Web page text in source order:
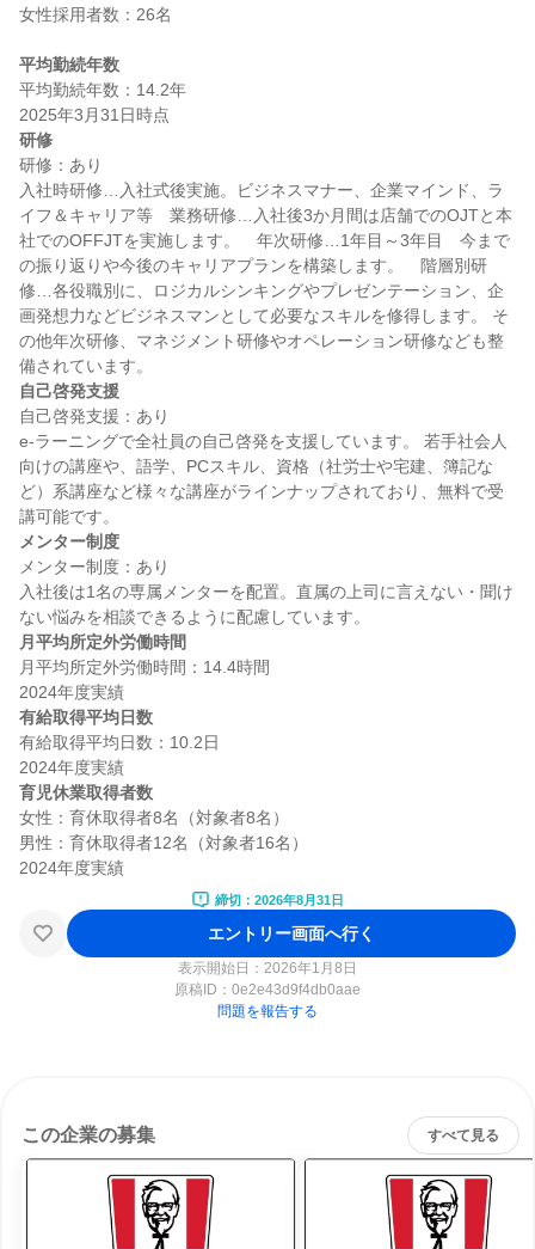
女性採用者数：26名
平均勤続年数
平均勤続年数：14.2年
研修
研修：あり
入社時研修…入社式後実施。ビジネスマナー、企業マインド、ラ
イフ＆キャリア等　業務研修…入社後3か月間は店舗でのOJTと本
社でのOFFJTを実施します。　年次研修…1年目～3年目　今まで
の振り返りや今後のキャリアプランを構築します。　階層別研
修…各役職別に、ロジカルシンキングやプレゼンテーション、企
画発想力などビジネスマンとして必要なスキルを修得します。 そ
の他年次研修、マネジメント研修やオペレーション研修なども整
自己啓発支援
自己啓発支援：あり
e-ラーニングで全社員の自己啓発を支援しています。 若手社会人
向けの講座や、語学、PCスキル、資格（社労士や宅建、簿記な
ど）系講座など様々な講座がラインナップされており、無料で受
メンター制度
メンター制度：あり
入社後は1名の専属メンターを配置。直属の上司に言えない・聞け
月平均所定外労働時間
月平均所定外労働時間：14.4時間
有給取得平均日数
有給取得平均日数：10.2日
育児休業取得者数
女性：育休取得者8名（対象者8名）
男性：育休取得者12名（対象者16名）
締切：2026年8月31日
エントリー画面へ行く
表示開始日：2026年1月8日
原稿ID： 0e2e43d9f4db0aae
問題を報告する
この企業の募集 すべて見る